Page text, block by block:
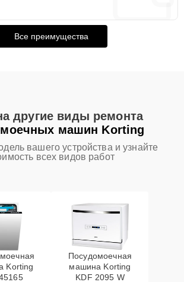
Все преимущества
другие виды ремонта
машин Korting
вашего устройства и узнайте
всех видов работ
Korting
Посудомоечная
машина Korting
KDF 2095 W